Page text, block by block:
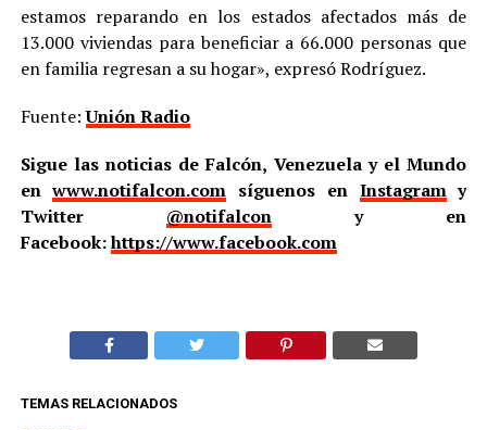
estamos reparando en los estados afectados más de
13.000 viviendas para beneficiar a 66.000 personas que
en familia regresan a su hogar», expresó Rodríguez.
Fuente:Unión Radio
Sigue las noticias de Falcón, Venezuela y el Mundo
enwww.notifalcon.com síguenos en Instagramy
Twitter @notifalcony en
Facebook:https://www.facebook.com
TEMAS RELACIONADOS